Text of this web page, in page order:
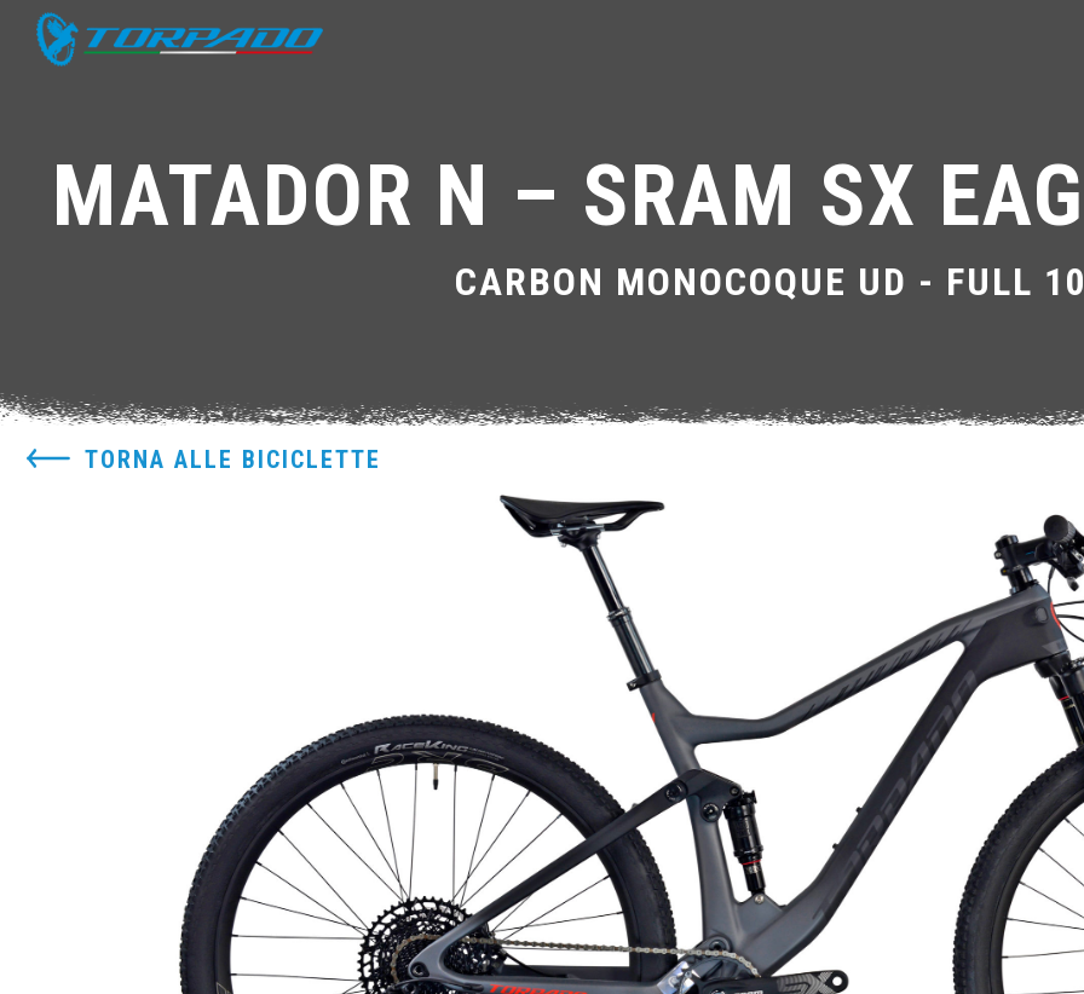
MATADOR N – SRAM SX
CARBON MONOCOQUE UD - FULL
TORNA ALLE BICICLETTE